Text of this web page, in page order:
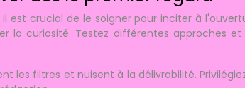
est crucial de le soigner pour inciter à
la curiosité. Testez différentes approches et
les filtres et nuisent à la délivrabilité.